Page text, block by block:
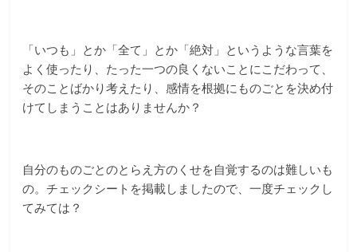
「いつも」とか「全て」とか「絶対」というような言葉を
よく使ったり、たった一つの良くないことにこだわって、
そのことばかり考えたり、感情を根拠にものごとを決め付
けてしまうことはありませんか？
自分のものごとのとらえ方のくせを自覚するのは難しいも
の。チェックシートを掲載しましたので、一度チェックし
てみては？